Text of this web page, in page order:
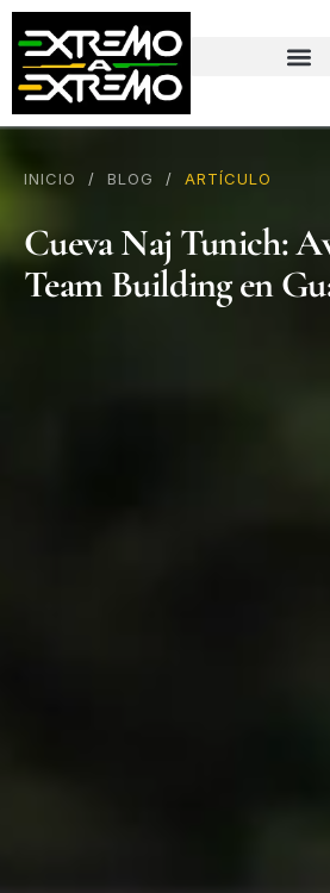
contenido
INICIO / BLOG / ARTÍCULO
Cueva Naj Tunich:
Team Building en